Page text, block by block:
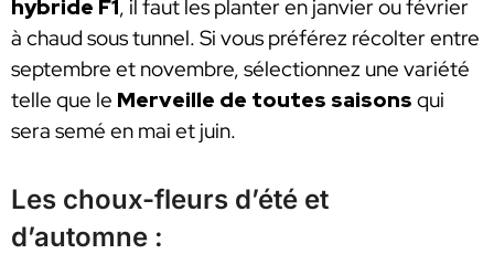
hybride F1, il faut les planter en janvier ou février
à chaud sous tunnel. Si vous préférez récolter entre
septembre et novembre, sélectionnez une variété
telle que le Merveille de toutes saisons qui
sera semé en mai et juin.
Les choux-fleurs d’été et
d’automne :